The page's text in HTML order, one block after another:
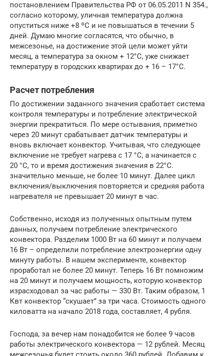
постановлением Правительства РФ от 06.05.2011 N 354.,
согласно которому, уличная температура должна
опуститься ниже +8 ºС и не повышаться в течении 5
дней. Думаю многие согласятся, что обычно, в
межсезонье, на достижение этой цели может уйти
месяц, а температура за окном + 12°C, уже снижает
температуру в городских квартирах до + 16 – 17°C.
Расчет потребления
По достижении заданного значения сработает система
контроля температуры и потребление электрической
энергии прекратиться. По мере остывания, приметно
через 20 минут срабатывает датчик температуры и
вновь включает конвектор. Учитывая, что следующее
включение не требует нагрева с 17 °C, а начинается с
20 °C, то и время достижения значения в 22°C.
значительно меньше, не более 10 минут. Далее цикл
включения/выключения повторяется и средняя работа
нагревателя не превышает 20 минут в час.
Собственно, исходя из полученных опытным путем
данных, получаем потребление электрического
конвектора. Разделим 1000 Вт на 60 минут и получаем
16 Вт – определили потребление электроэнергии одну
минуту работы. В нашем эксперименте, конвектор
проработал не более 20 минут. Теперь 16 Вт помножим
на 20 минут и получаем мощность, которую конвектор
израсходовал за час работы — 330 Вт. Таким образом, 1
Квт конвектор “скушает” за три часа. Стоимость одного
киловатта на начало 2018 года, составляет, 4 рубля.
Господа, за вечер нам понадобится не более 9 часов
работы электрического конвектора — 12 рублей. Месяц